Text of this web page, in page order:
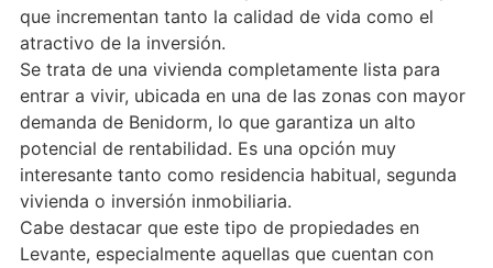
que incrementan tanto la calidad de vida como el
atractivo de la inversión.
Se trata de una vivienda completamente lista para
entrar a vivir, ubicada en una de las zonas con mayor
demanda de Benidorm, lo que garantiza un alto
potencial de rentabilidad. Es una opción muy
interesante tanto como residencia habitual, segunda
vivienda o inversión inmobiliaria.
Cabe destacar que este tipo de propiedades en
Levante, especialmente aquellas que cuentan con